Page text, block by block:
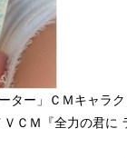
ター」ＣＭキャラク
ＣＭ『全力の君に